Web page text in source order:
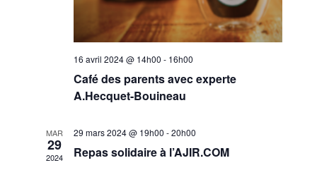
16 avril 2024 @ 14h00 - 16h00
Café des parents avec experte
A.Hecquet-Bouineau
MAR
29
2024
29 mars 2024 @ 19h00 -20h00
Repas solidaire à l’AJIR.COM